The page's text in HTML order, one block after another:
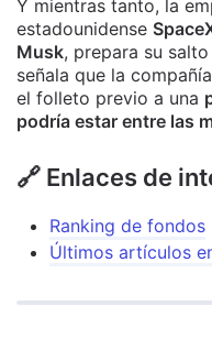
Y mientras tanto, la
estadounidense
Musk, prepara su
señala que la
el folleto previo a una
podría estar entre las
🔗 Enlaces de
Ranking de fondos
Últimos artículos